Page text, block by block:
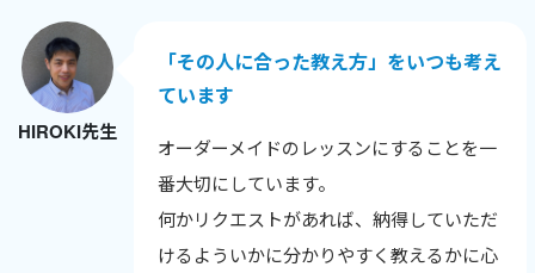
HIROKI先生
「その人に合った教え方」をいつも考え
ています
オーダーメイドのレッスンにすることを一
番大切にしています。
何かリクエストがあれば、納得していただ
けるよういかに分かりやすく教えるかに心